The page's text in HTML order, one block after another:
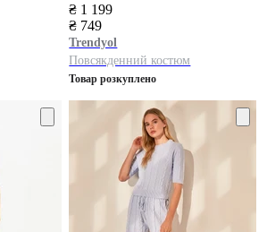
₴ 1 199
₴ 749
Trendyol
Повсякденний костюм
Товар розкуплено